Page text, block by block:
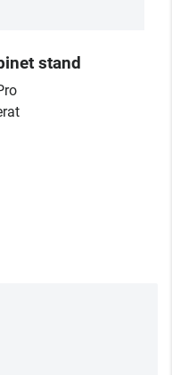
stand